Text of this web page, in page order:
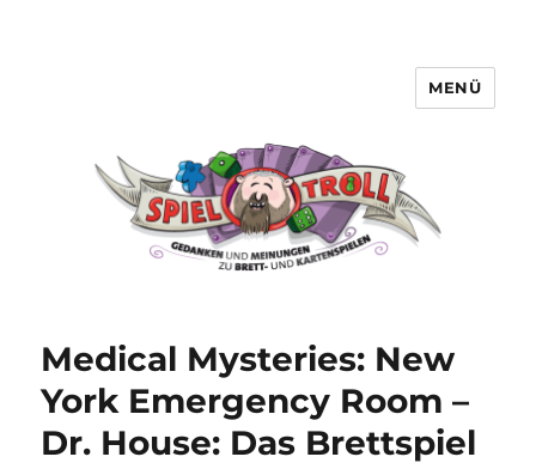
MENÜ
Medical Mysteries: New
York Emergency Room –
Dr. House: Das Brettspiel